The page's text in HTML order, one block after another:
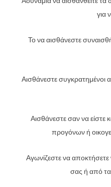
για
Το να αισθάνεστε
Αισθάνεστε συγκρατημένοι
Αισθάνεστε σαν να είστε
προγόνων ή
Αγωνίζεστε να
σας ή από